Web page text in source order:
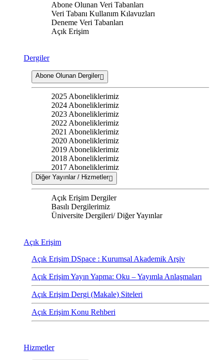
Abone Olunan Veri Tabanları
Veri Tabanı Kullanım Kılavuzları
Deneme Veri Tabanları
Açık Erişim
Dergiler
Abone Olunan Dergiler
2025 Aboneliklerimiz
2024 Aboneliklerimiz
2023 Aboneliklerimiz
2022 Aboneliklerimiz
2021 Aboneliklerimiz
2020 Aboneliklerimiz
2019 Aboneliklerimiz
2018 Aboneliklerimiz
2017 Aboneliklerimiz
Diğer Yayınlar / Hizmetler
Açık Erişim Dergiler
Basılı Dergilerimiz
Üniversite Dergileri/ Diğer Yayınlar
Açık Erişim
Açık Erişim DSpace : Kurumsal Akademik Arşiv
Açık Erişim Yayın Yapma: Oku – Yayımla Anlaşmaları
Açık Erişim Dergi (Makale) Siteleri
Açık Erişim Konu Rehberi
Hizmetler